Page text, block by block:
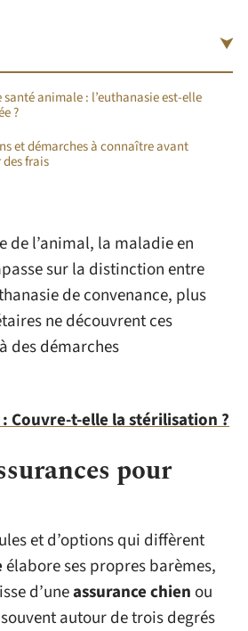
santé animale : l’euthanasie est-elle
?
et démarches à connaître avant
des frais
de l’animal, la maladie en
sur la distinction entre
de convenance, plus
ne découvrent ces
des démarches
Couvre-t-elle la stérilisation ?
pour
et d’options qui diffèrent
élabore ses propres barèmes,
d’uneassurance chien ou
autour de trois degrés